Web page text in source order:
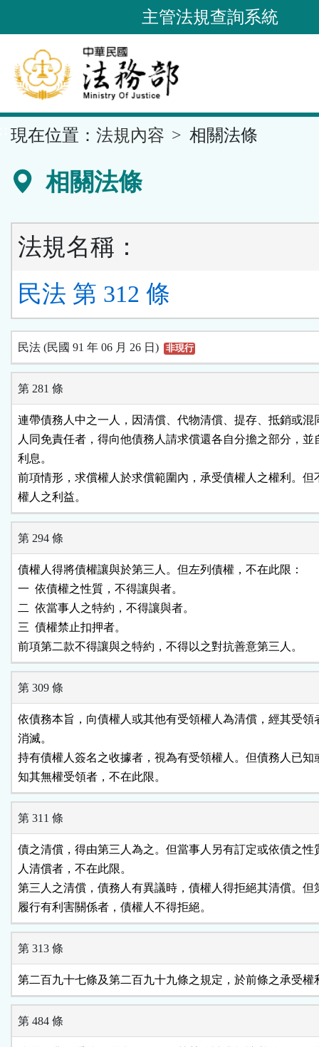
到
要
內
容
區
主管法規查詢系統
現在位置： 法規內容 相關法條
相關法條
法規名稱：
民法 第 312 條
民法 (民國 91 年 06 月 26 日) 非現行
第 281 條
連帶債務人中之一人，因清償、代物清償、提存、抵銷或混
人同免責任者，得向他債務人請求償還各自分擔之部分，並
利息。
前項情形，求償權人於求償範圍內，承受債權人之權利。但
權人之利益。
第 294 條
債權人得將債權讓與於第三人。但左列債權，不在此限：
一  依債權之性質，不得讓與者。
二  依當事人之特約，不得讓與者。
三  債權禁止扣押者。
前項第二款不得讓與之特約，不得以之對抗善意第三人。
第 309 條
依債務本旨，向債權人或其他有受領權人為清償，經其受領
消滅。
持有債權人簽名之收據者，視為有受領權人。但債務人已知
知其無權受領者，不在此限。
第 311 條
債之清償，得由第三人為之。但當事人另有訂定或依債之性
人清償者，不在此限。
第三人之清償，債務人有異議時，債權人得拒絕其清償。但
履行有利害關係者，債權人不得拒絕。
第 313 條
第二百九十七條及第二百九十九條之規定，於前條之承受權
第 484 條